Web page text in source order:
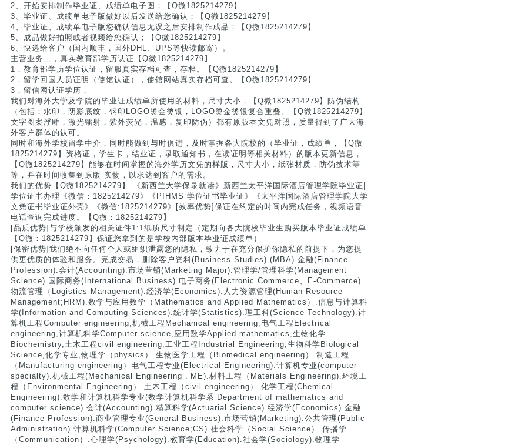
2、开始安排制作毕业证、成绩单电子图；【Q微1825214279】
3、毕业证、成绩单电子版做好以后发送给您确认；【Q微1825214279】
4、毕业证、成绩单电子版您确认信息无误之后安排制作成品；【Q微1825214279】
5、成品做好拍照或者视频给您确认；【Q微1825214279】
6、快递给客户（国内顺丰，国外DHL、UPS等快读邮寄）。
主营业务二，真实教育部学历认证【Q微1825214279】
1，教育部学历学位认证，留服真实存档可查，存档。【Q微1825214279】
2，留学回国人员证明（使馆认证），使馆网站真实存档可查。【Q微1825214279】
3，留信网认证学历，
我们对海外大学及学院的毕业证成绩单所使用的材料，尺寸大小，【Q微1825214279】防伪结构
（包括：水印，阴影底纹，钢印LOGO烫金烫银，LOGO烫金烫银复合重叠。【Q微1825214279】
文字图案浮雕，激光镭射，紫外荧光，温感，复印防伪）都有原版本文凭对照，质量得到了广大海
外客户群体的认可。
同时和海外学校留学中介，同时能做到与时俱进，及时掌握各大院校的（毕业证，成绩单，【Q微
1825214279】资格证，学生卡，结业证，录取通知书，在读证明等相关材料）的版本更新信息，
【Q微1825214279】能够在时间掌握的海外学历文凭的样版，尺寸大小，纸张材质，防伪技术等
等，并在时间收集到原版 实物，以求达到客户的需求。
我们的优势【Q微1825214279】 《新西兰大学保录就读》新西兰太平洋国际酒店管理学院毕业证|
学位证书办理《微信：1825214279》《PIHMS 学位证书毕业证》《太平洋国际酒店管理学院大学
文凭证书毕业证外壳》《微信:1825214279》[效率优势]保证在约定的时间内完成任务，视频语音
电话查询完成进度。【Q微：1825214279】
[品质优势]与学校颁发的相关证件1:1纸质尺寸制定（定期向各大院校毕业生购买版本毕业证成绩单
【Q微：1825214279】保证您拿到的是学校内部版本毕业证成绩单）
[保密优势]我们绝不向任何个人或组织泄露您的隐私，致力于在充分保护你隐私的前提下，为您提
供更优质的体验和服务。完成交易，删除客户资料(Business Studies).(MBA).金融(Finance
Profession).会计(Accounting).市场营销(Marketing Major).管理学/管理科学(Management
Science).国际商务(International Business).电子商务(Electronic Commerce、E-Commerce).
物流管理（Logistics Management).经济学(Economics).人力资源管理(Human Resource
Management;HRM).数学与应用数学（Mathematics and Applied Mathematics）.信息与计算科
学(Information and Computing Sciences).统计学(Statistics).理工科(Science Technology).计
算机工程Computer engineering,机械工程Mechanical engineering,电气工程Electrical
engineering,计算机科学Computer science,应用数学Applied mathematics,生物化学
Biochemistry,土木工程civil engineering,工业工程Industrial Engineering,生物科学Biological
Science,化学专业,物理学（physics）.生物医学工程（Biomedical engineering）.制造工程
（Manufacturing engineering）电气工程专业(Electrical Engineering).计算机专业(computer
specialty).机械工程(Mechanical Engineering，ME).材料工程（Materials Engineering).环境工
程（Environmental Engineering）.土木工程（civil engineering）.化学工程(Chemical
Engineering).数学和计算机科学专业(数学计算机科学系 Department of mathematics and
computer science).会计(Accounting).精算科学(Actuarial Science).经济学(Economics).金融
(Finance Profession).商业管理专业(General Business).市场营销(Marketing).公共管理(Public
Administration).计算机科学(Computer Science;CS).社会科学（Social Science）.传播学
（Communication）.心理学(Psychology).教育学(Education).社会学(Sociology).物理学